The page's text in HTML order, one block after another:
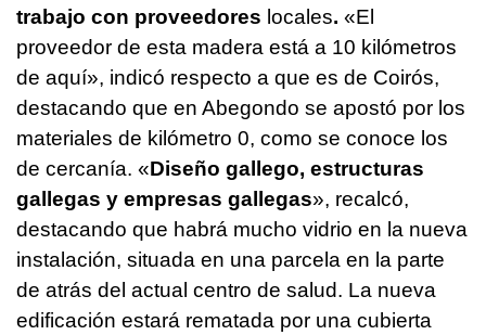
trabajo con proveedores locales. «El
proveedor de esta madera está a 10 kilómetros
de aquí», indicó respecto a que es de Coirós,
destacando que en Abegondo se apostó por los
materiales de kilómetro 0, como se conoce los
de cercanía. «Diseño gallego, estructuras
gallegas y empresas gallegas», recalcó,
destacando que habrá mucho vidrio en la nueva
instalación, situada en una parcela en la parte
de atrás del actual centro de salud. La nueva
edificación estará rematada por una cubierta